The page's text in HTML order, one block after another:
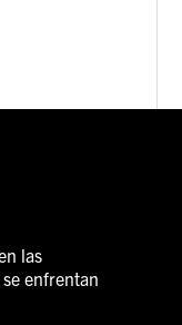
las
enfrentan